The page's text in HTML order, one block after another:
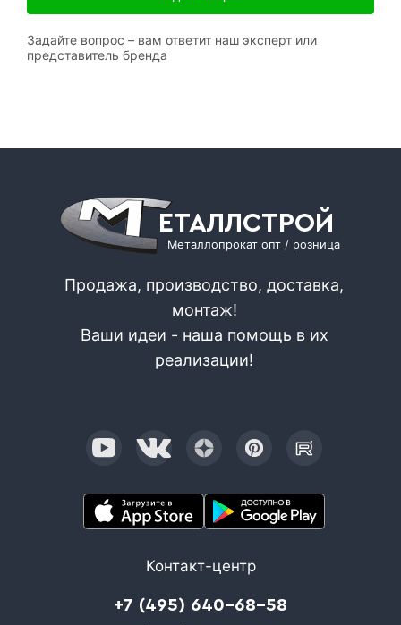
Задайте вопрос – вам ответит наш эксперт или
представитель бренда
ЕТАЛЛСТРОЙ
Металлопрокат опт / розница
Продажа, производство, доставка,
монтаж!
Ваши идеи - наша помощь в их
реализации!
Контакт-центр
+7 (495) 640-68-58